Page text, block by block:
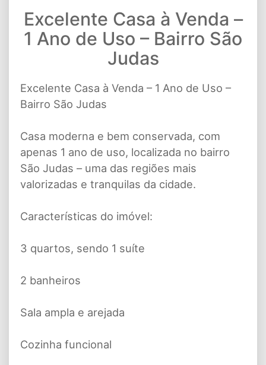
Excelente Casa à Venda –
1 Ano de Uso – Bairro São
Judas
Excelente Casa à Venda – 1 Ano de Uso –
Bairro São Judas
Casa moderna e bem conservada, com
apenas 1 ano de uso, localizada no bairro
São Judas – uma das regiões mais
valorizadas e tranquilas da cidade.
Características do imóvel:
3 quartos, sendo 1 suíte
2 banheiros
Sala ampla e arejada
Cozinha funcional